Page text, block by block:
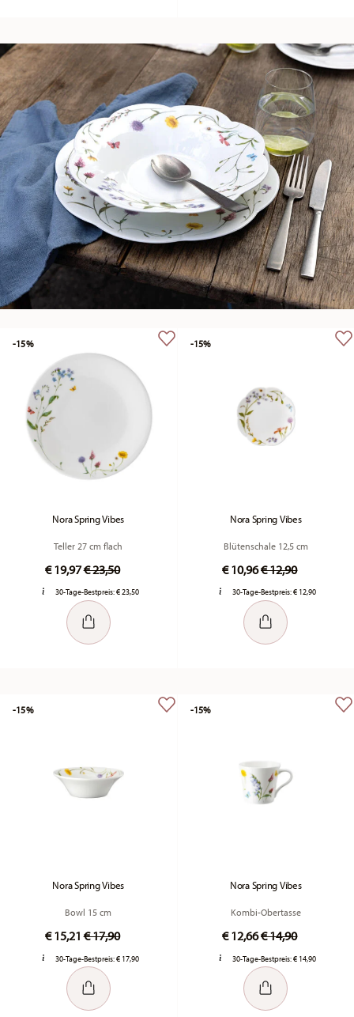
Nora Spring Vibes
Teller 27 cm flach
€ 19,97Price reduced from
€ 23,50to
30-Tage-Bestpreis:€ 23,50
-15%
Nora Spring Vibes
Blütenschale 12,5 cm
€ 10,96Price reduced
€ 12,90to
30-Tage-Bestpreis:€ 12,90
-15%
Nora Spring Vibes
Bowl 15 cm
€ 15,21Price reduced from
€ 17,90to
30-Tage-Bestpreis:€ 17,90
-15%
Nora Spring Vibes
Kombi-Obertasse
€ 12,66Price reduced
€ 14,90to
30-Tage-Bestpreis:€ 14,90
-15%